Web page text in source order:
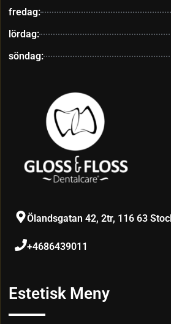
Ölandsgatan 42, 2tr, 116 63
+4686439011
Estetisk Meny
fredag:
lördag:
söndag: